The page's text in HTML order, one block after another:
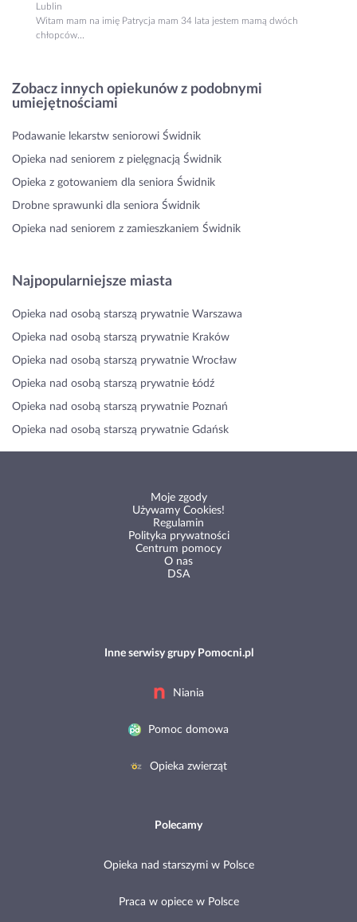
Lublin
Witam mam na imię Patrycja mam 34 lata jestem mamą dwóch
chłopców...
Zobacz innych opiekunów z podobnymi
umiejętnościami
Podawanie lekarstw seniorowi Świdnik
Opieka nad seniorem z pielęgnacją Świdnik
Opieka z gotowaniem dla seniora Świdnik
Drobne sprawunki dla seniora Świdnik
Opieka nad seniorem z zamieszkaniem Świdnik
Najpopularniejsze miasta
Opieka nad osobą starszą prywatnie Warszawa
Opieka nad osobą starszą prywatnie Kraków
Opieka nad osobą starszą prywatnie Wrocław
Opieka nad osobą starszą prywatnie Łódź
Opieka nad osobą starszą prywatnie Poznań
Opieka nad osobą starszą prywatnie Gdańsk
Moje zgody
Używamy Cookies!
Regulamin
Polityka prywatności
Centrum pomocy
O nas
DSA
Inne serwisy grupy Pomocni.pl
Niania
Pomoc domowa
Opieka zwierząt
Polecamy
Opieka nad starszymi w Polsce
Praca w opiece w Polsce